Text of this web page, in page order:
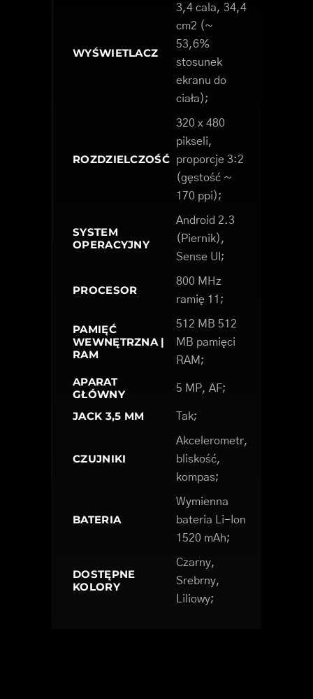
WYŚWIETLACZ
3,4 cala, 34,4
cm2 (~
53,6%
stosunek
ekranu do
ciała);
ROZDZIELCZOŚĆ
320 x 480
pikseli,
proporcje 3:2
(gęstość ~
170 ppi);
SYSTEM
OPERACYJNY
Android 2.3
(Piernik),
Sense UI;
PROCESOR
800 MHz
ramię 11;
PAMIĘĆ
WEWNĘTRZNA |
RAM
512 MB 512
MB pamięci
RAM;
APARAT
GŁÓWNY
5 MP, AF;
JACK 3,5 MM Tak;
CZUJNIKI
Akcelerometr,
bliskość,
kompas;
BATERIA
Wymienna
bateria Li-Ion
1520 mAh;
DOSTĘPNE
KOLORY
Czarny,
Srebrny,
Liliowy;